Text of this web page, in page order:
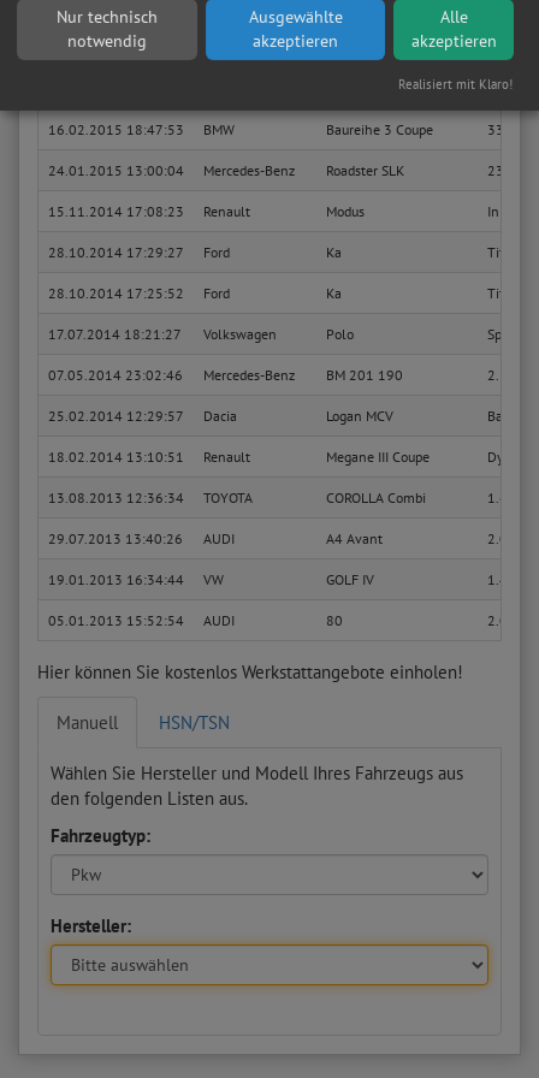
02.05.2016 22:06:44 Mercedes-Benz A A 160
03.12.2015 17:09:49 Legacy Lim 2.5
Mondeo Turnier Ghia
16.02.2015 18:47:53 BMW Baureihe 3 Coupe 330 Ci
24.01.2015 13:00:04 Mercedes-Benz Roadster SLK 230
15.11.2014 17:08:23 Renault Modus Initiale
28.10.2014 17:29:27 Ford Ka
28.10.2014 17:25:52 Ford Ka
17.07.2014 18:21:27 Volkswagen Polo
07.05.2014 23:02:46 Mercedes-Benz BM 201 190 2.3 E
25.02.2014 12:29:57 Dacia Logan MCV Basis
18.02.2014 13:10:51 Renault Megane III Coupe
13.08.2013 12:36:34 TOYOTA COROLLA Combi 1.6
29.07.2013 13:40:26 AUDI A4 Avant 2.0 TDI
19.01.2013 16:34:44 VW GOLF IV 1.4 16V
05.01.2013 15:52:54 AUDI 80 2.0 E
Hier können Sie kostenlos Werkstattangebote einholen!
Manuell HSN/TSN
Wählen Sie Hersteller und Modell Ihres Fahrzeugs aus
den folgenden Listen aus.
Fahrzeugtyp:
Hersteller:
Nur technisch
notwendig
Ausgewählte
akzeptieren
Alle
akzeptieren
Realisiert mit Klaro!